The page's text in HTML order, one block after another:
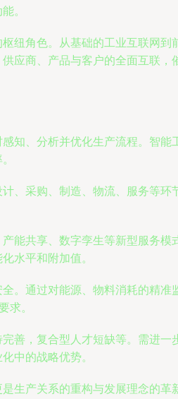
。
纽角色。从基础的工业互联网到
应商、产品与客户的全面互联，
知、分析并优化生产流程。智能
、采购、制造、物流、服务等环
能共享、数字孪生等新型服务模
水平和附加值。
。通过对能源、物料消耗的精准
求。
善，复合型人才短缺等。需进一
中的战略优势。
生产关系的重构与发展理念的革